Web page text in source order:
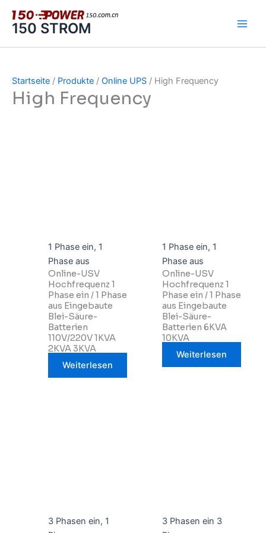
Inhalt
springen
150 STROM
Startseite / Produkte / Online UPS / High Frequency
High Frequency
1 Phase ein, 1
Phase aus
Online-USV
Hochfrequenz 1
Phase ein / 1 Phase
aus Eingebaute
Blei-Säure-
Batterien
110V/220V 1KVA
2KVA 3KVA
Weiterlesen
1 Phase ein, 1
Phase aus
Online-USV
Hochfrequenz 1
Phase ein / 1 Phase
aus Eingebaute
Blei-Säure-
Batterien 6KVA
10KVA
Weiterlesen
3 Phasen ein, 1
3 Phasen ein 3